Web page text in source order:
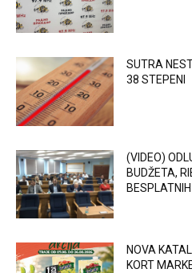
SUTRA
38 STEPENI
(VIDEO)
BUDŽETA,
NOVA
KORT